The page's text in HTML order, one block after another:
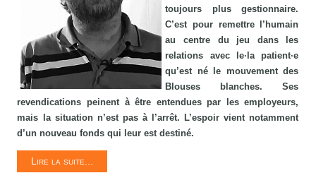
toujours plus gestionnaire.
C’est pour remettre l’humain
au centre du jeu dans les
relations avec le·la patient·e
qu’est né le mouvement des
Blouses blanches. Ses
revendications peinent à être entendues par les employeurs,
mais la situation n’est pas à l’arrêt. L’espoir vient notamment
d’un nouveau fonds qui leur est destiné.
Lire la suite...